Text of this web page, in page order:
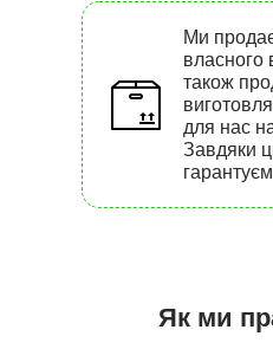
Ми
власного
також
для нас
Завдяки
Як ми